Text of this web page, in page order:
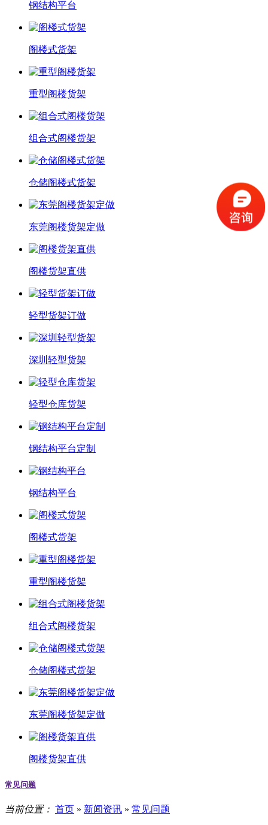
钢结构平台
阁楼式货架
重型阁楼货架
组合式阁楼货架
仓储阁楼式货架
东莞阁楼货架定做
阁楼货架直供
轻型货架订做
深圳轻型货架
轻型仓库货架
钢结构平台定制
钢结构平台
阁楼式货架
重型阁楼货架
组合式阁楼货架
仓储阁楼式货架
东莞阁楼货架定做
阁楼货架直供
常见问题
当前位置： 首页 » 新闻资讯 » 常见问题